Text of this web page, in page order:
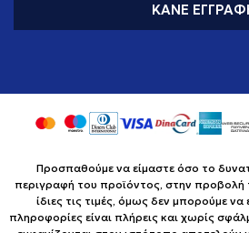
ΚΆΝΕ
Προσπαθούμε να είμαστε όσο το
περιγραφή του προϊόντος, στην προβολή
ίδιες τις τιμές, όμως δεν μπορούμε να
πληροφορίες είναι πλήρεις και χωρίς